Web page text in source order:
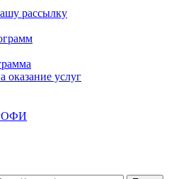
рассылку
оказание услуг